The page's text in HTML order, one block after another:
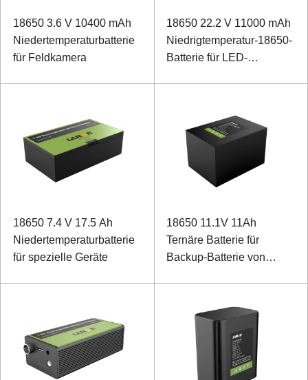
18650 3.6 V 10400 mAh
Niedertemperaturbatterie
für Feldkamera
18650 22.2 V 11000 mAh
Niedrigtemperatur-18650-
Batterie für LED-
18650 7.4 V 17.5 Ah
Niedertemperaturbatterie
für spezielle Geräte
18650 11.1V 11Ah
Ternäre Batterie für
Backup-Batterie von